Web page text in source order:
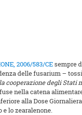
2006/583/CEsempre
delle fusarium –
cooperazione degli
nella catena
alla Dose
lo zearalenone.